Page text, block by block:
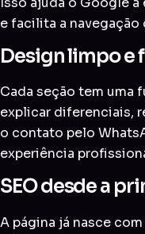
e facilita a navegação
Design limpo e
Cada seção tem uma
explicar diferenciais,
o contato pelo
experiência
SEO desde a
A página já nasce